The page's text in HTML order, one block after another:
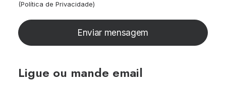
(Política de Privacidade)
Ligue ou mande email